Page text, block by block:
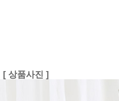
[ 상품사진 ]